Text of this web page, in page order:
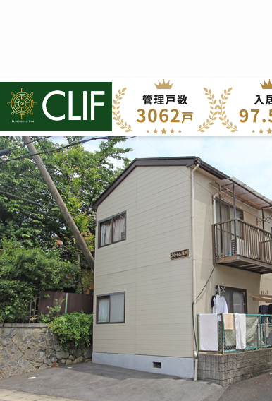
株式会社クライフ>管理物件の紹介
スイートム塚原